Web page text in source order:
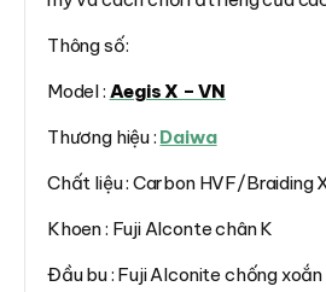
Thông số:
Model : Aegis X – VN
Thương hiệu : Daiwa
Chất liệu : Carbon HVF/Braiding
Khoen : Fuji Alconte chân K
Đầu bu : Fuji Alconite chống xoắn